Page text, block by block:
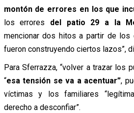
montón de errores en los que
los errores del patio 29 a la
mencionar dos hitos a partir de
fueron construyendo ciertos lazos”,
Para Sferrazza, “volver a trazar los
“esa tensión se va a acentuar”,
víctimas y los familiares
derecho a desconfiar”.